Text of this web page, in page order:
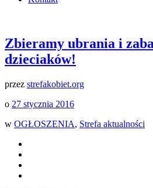
Zbieramy ubrania i
dzieciaków!
przez strefakobiet.org
o 27 stycznia 2016
w OGŁOSZENIA, Strefa aktualności